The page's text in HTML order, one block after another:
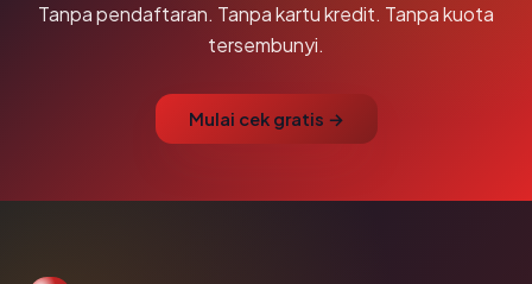
Tanpa pendaftaran. Tanpa kartu kredit. Tanpa kuota
tersembunyi.
Mulai cek gratis →